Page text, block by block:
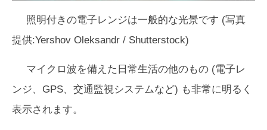
照明付きの電子レンジは一般的な光景です (写真
提供:Yershov Oleksandr / Shutterstock)
マイクロ波を備えた日常生活の他のもの (電子レ
ンジ、GPS、交通監視システムなど) も非常に明るく
表示されます。